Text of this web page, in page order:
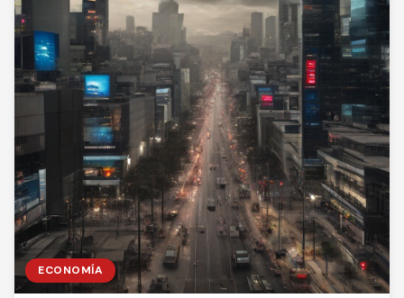
ECONOMÍA